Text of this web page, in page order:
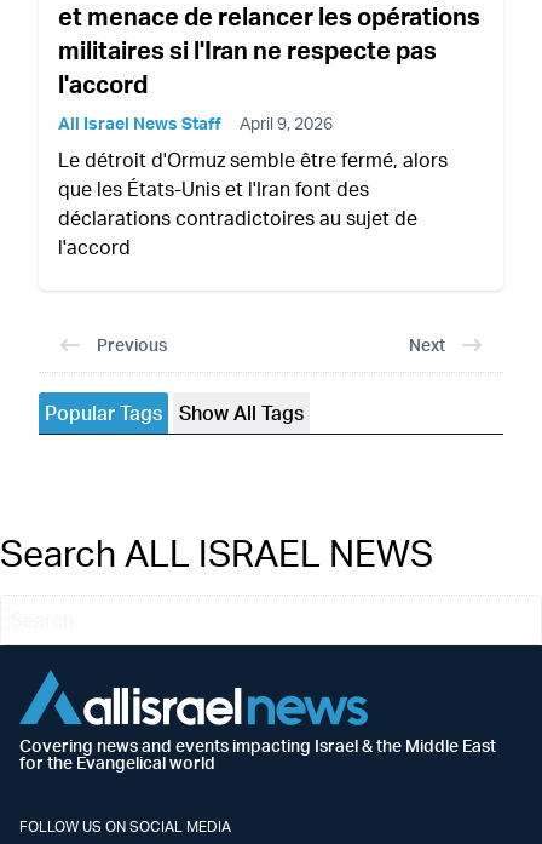
et menace de relancer les opérations
militaires si l'Iran ne respecte pas
l'accord
All Israel News Staff April 9, 2026
Le détroit d'Ormuz semble être fermé, alors
que les États-Unis et l'Iran font des
déclarations contradictoires au sujet de
l'accord
Previous Next
Popular Tags Show All Tags
Search ALL ISRAEL NEWS
Covering news and events impacting Israel & the Middle East
for the Evangelical world
FOLLOW US ON SOCIAL MEDIA